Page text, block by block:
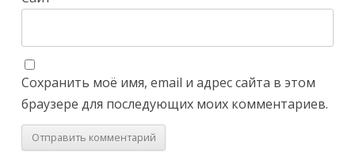
Сохранить моё имя, email и адрес сайта в этом
браузере для последующих моих комментариев.